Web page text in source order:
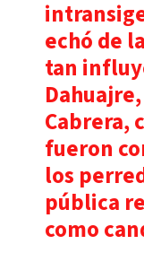
echó de
tan
Cabrera,
fueron
los
pública
como